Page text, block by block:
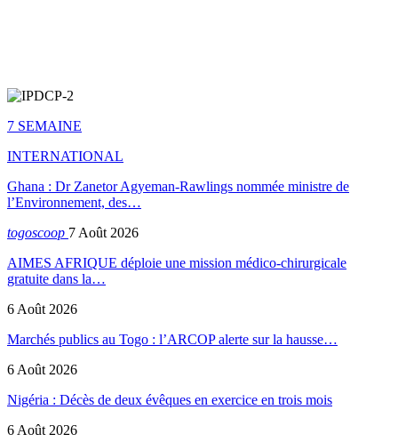
7 SEMAINE
INTERNATIONAL
Ghana : Dr Zanetor Agyeman-Rawlings nommée ministre de
l’Environnement, des…
togoscoop 7 Août 2026
AIMES AFRIQUE déploie une mission médico-chirurgicale
gratuite dans la…
6 Août 2026
Marchés publics au Togo : l’ARCOP alerte sur la hausse…
6 Août 2026
Nigéria : Décès de deux évêques en exercice en trois mois
6 Août 2026